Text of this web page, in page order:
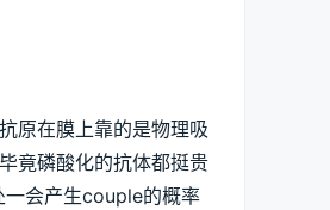
原在膜上靠的是物理吸
竟磷酸化的抗体都挺贵
一会产生couple的概率